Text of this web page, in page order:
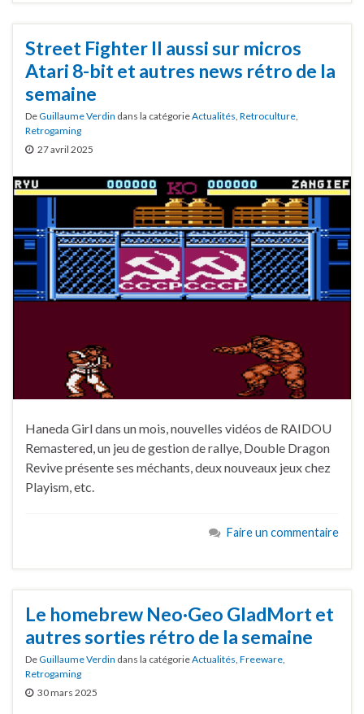
Street Fighter II aussi sur micros
Atari 8-bit et autres news rétro de la
semaine
DeGuillaume Verdin dans la catégorieActualités Retroculture
Retrogaming
27 avril 2025
Haneda Girl dans un mois, nouvelles vidéos de RAIDOU
Remastered, un jeu de gestion de rallye, Double Dragon
Revive présente ses méchants, deux nouveaux jeux chez
Playism, etc.
Faire un commentaire
Le homebrew Neo·Geo GladMort et
autres sorties rétro de la semaine
DeGuillaume Verdin dans la catégorieActualités, Freeware,
Retrogaming
30 mars 2025